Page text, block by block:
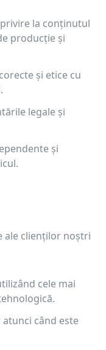
la conținutul
producție și
și etice cu
legale și
și
ale clienților noștri
cele mai
când este